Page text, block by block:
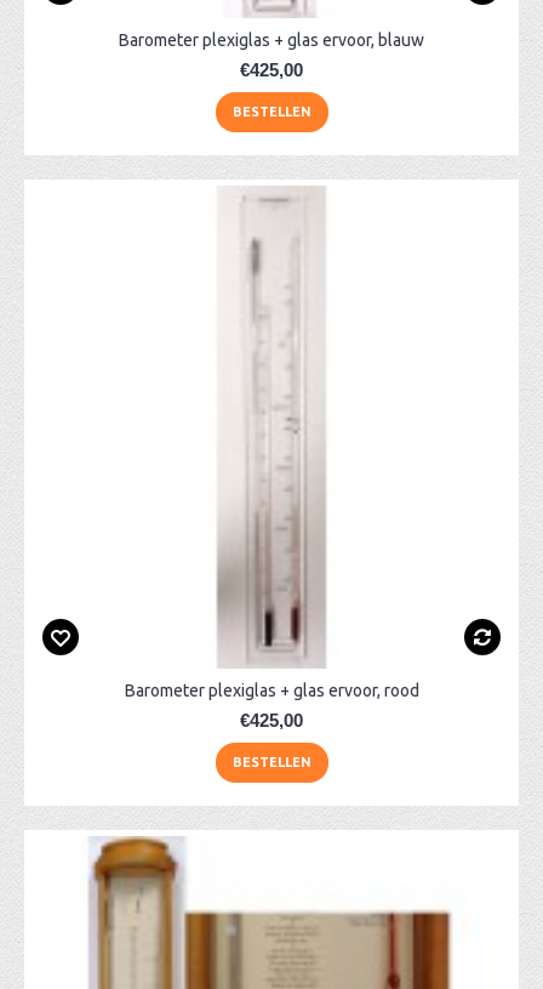
Barometer plexiglas + glas ervoor, blauw
€425,00
BESTELLEN
Barometer plexiglas + glas ervoor, rood
€425,00
BESTELLEN